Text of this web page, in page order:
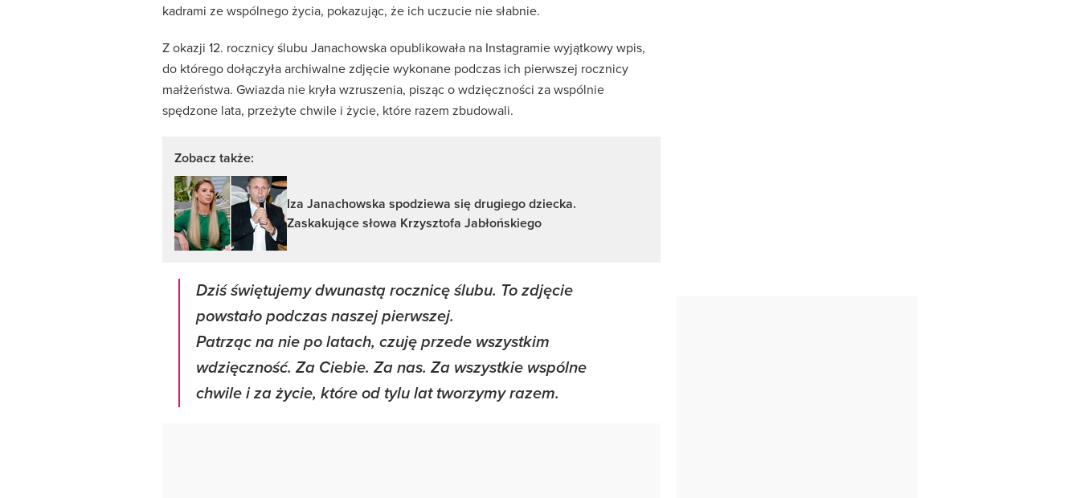
kadrami ze wspólnego życia, pokazując, że ich uczucie nie słabnie.
Z okazji 12. rocznicy ślubu Janachowska opublikowała na Instagramie wyjątkowy wpis,
do którego dołączyła archiwalne zdjęcie wykonane podczas ich pierwszej rocznicy
małżeństwa. Gwiazda nie kryła wzruszenia, pisząc o wdzięczności za wspólnie
spędzone lata, przeżyte chwile i życie, które razem zbudowali.
Zobacz także:
Iza Janachowska spodziewa się drugiego dziecka.
Zaskakujące słowa Krzysztofa Jabłońskiego
Dziś świętujemy dwunastą rocznicę ślubu. To zdjęcie
powstało podczas naszej pierwszej.
Patrząc na nie po latach, czuję przede wszystkim
wdzięczność. Za Ciebie. Za nas. Za wszystkie wspólne
chwile i za życie, które od tylu lat tworzymy razem.